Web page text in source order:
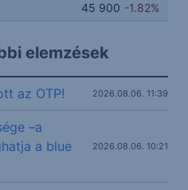
45 900 -1.82%
elemzések
az OTP! 2026.08.06. 11:39
–a
a blue
2026.08.06. 10:21